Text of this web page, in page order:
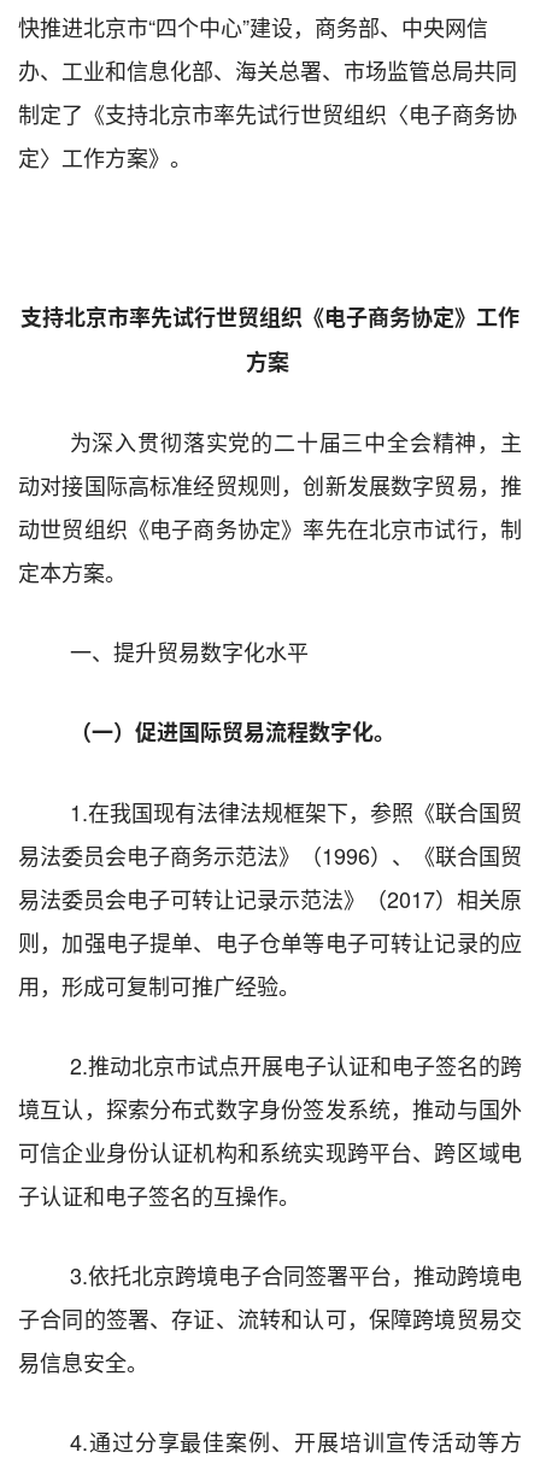
快推进北京市“四个中心”建设，商务部、中央网信
办、工业和信息化部、海关总署、市场监管总局共同
制定了《支持北京市率先试行世贸组织〈电子商务协
定〉工作方案》。
支持北京市率先试行世贸组织《电子商务协定》 工作
方案
为深入贯彻落实党的二十届三中全会精神，主
动对接国际高标准经贸规则，创新发展数字贸易，推
动世贸组织 《电子商务协定》率先在北京市试行，制
定本方案。
一、提升贸易数字化水平
（一）促进国际贸易流程数字化。
1.在我国现有法律法规框架下，参照《联合国贸
易法委员会电子商务示范法》（1996） 、
《联合国贸
易法委员会电子可转让记录示范法》（2017）相关原
则， 加强电子提单、电子仓单等电子可转让记录的应
用，形成可复制可推广经验。
2.推动北京市试点开展电子认证和电子签名的跨
境互认，探索分布式数字身份签发系统，推动与国外
可信企业身份认证机构和系统实现跨平台、跨区域电
子认证和电子签名的互操作。
3.依托北京跨境电子合同签署平台，推动跨境电
子合同的签署、存证、流转和认可，保障跨境贸易交
易信息安全。
4.通过分享最佳案例、开展培训宣传活动等方